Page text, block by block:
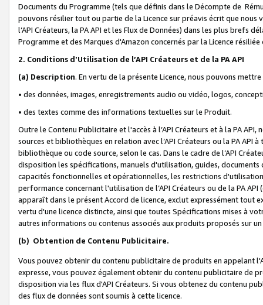
Documents du Programme (tels que définis dans le Décompte de
pouvons résilier tout ou partie de la Licence sur préavis écrit que
l’API Créateurs, la PA API et les Flux de Données) dans les plus
Programme et des Marques d'Amazon concernés par la Licence
2. Conditions d'Utilisation de l’API Créateurs et de la PA API
(a) Description. En vertu de la présente Licence, nous pouvons
• des données, images, enregistrements audio ou vidéo, logos,
• des textes comme des informations textuelles sur le Produit.
Outre le Contenu Publicitaire et l'accès à l’API Créateurs et à la PA
sources et bibliothèques en relation avec l’API Créateurs ou la PA
bibliothèque ou code source, selon le cas. Dans le cadre de l’API
disposition les spécifications, manuels d'utilisation, guides,
capacités fonctionnelles et opérationnelles, les restrictions
performance concernant l'utilisation de l’API Créateurs ou de la PA
apparaît dans le présent Accord de licence, exclut expressément tout
vertu d'une licence distincte, ainsi que toutes Spécifications mises à
autres informations ou contenus associés aux produits proposés sur
(b) Obtention de Contenu Publicitaire.
Vous pouvez obtenir du contenu publicitaire de produits en appelant
expresse, vous pouvez également obtenir du contenu publicitaire de
disposition via les flux d'API Créateurs. Si vous obtenez du contenu
des flux de données sont soumis à cette licence.